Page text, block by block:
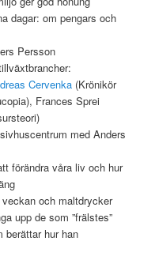
dagar: om pengars och
Persson
Cervenka (Krönikör
Frances Sprei
med Anders
förändra våra liv och hur
och maltdrycker
upp de som ”frälstes”
berättar hur han